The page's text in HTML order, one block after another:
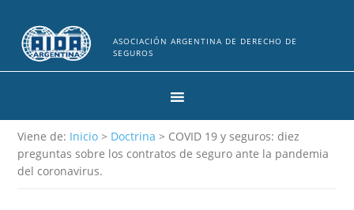
ASOCIACIÓN ARGENTINA DE DERECHO DE
SEGUROS
Viene de: Inicio> Doctrina > COVID 19 y seguros: diez
preguntas sobre los contratos de seguro ante la pandemia
del coronavirus.